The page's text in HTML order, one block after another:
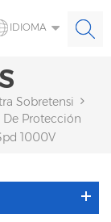
IDIOMA
Sobretensiones
Protección
1000V